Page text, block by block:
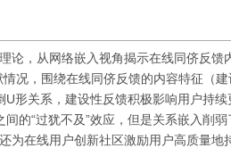
论，从网络嵌入视角揭示在线同侪反馈
况，围绕在线同侪反馈的内容特征（建
形关系，建设性反馈积极影响用户持续
的“过犹不及”效应，但是关系嵌入削弱
为在线用户创新社区激励用户高质量地